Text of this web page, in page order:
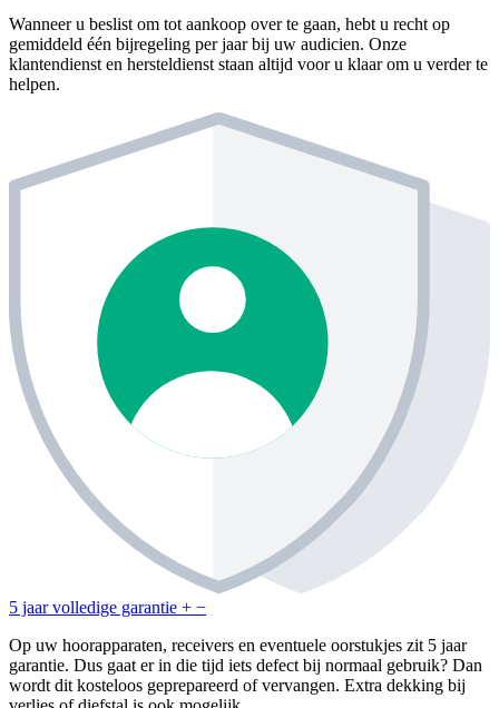
Wanneer u beslist om tot aankoop over te gaan, hebt u recht op
gemiddeld één bijregeling per jaar bij uw audicien. Onze
klantendienst en hersteldienst staan altijd voor u klaar om u verder te
helpen.
5 jaar volledige garantie + −
Op uw hoorapparaten, receivers en eventuele oorstukjes zit 5 jaar
garantie. Dus gaat er in die tijd iets defect bij normaal gebruik? Dan
wordt dit kosteloos geprepareerd of vervangen. Extra dekking bij